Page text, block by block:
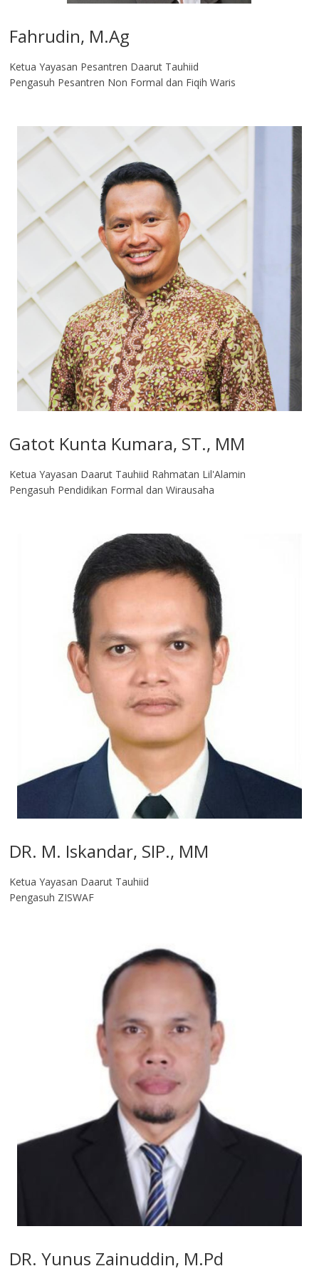
Fahrudin, M.Ag​
Ketua Yayasan Pesantren Daarut Tauhiid
Pengasuh Pesantren Non Formal dan Fiqih Waris
Gatot Kunta Kumara, ST., MM
Ketua Yayasan Daarut Tauhiid Rahmatan Lil'Alamin
Pengasuh Pendidikan Formal dan Wirausaha
DR. M. Iskandar, SIP., MM
Ketua Yayasan Daarut Tauhiid
Pengasuh ZISWAF
DR. Yunus Zainuddin, M.Pd